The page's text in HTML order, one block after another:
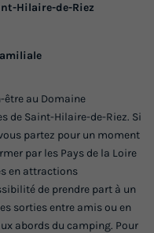
Hilaire-de-Riez
être au Domaine
de Saint-Hilaire-de-Riez. Si
partez pour un moment
par les Pays de la Loire
en attractions
de prendre part à un
sorties entre amis ou en
abords du camping. Pour